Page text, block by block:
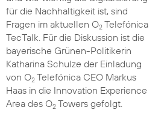
für die Nachhaltigkeit ist, sind
Fragen im aktuellen O2Telefónica
TecTalk. Für die Diskussion ist die
bayerische Grünen-Politikerin
Katharina Schulze der Einladung
von O2Telefónica CEO Markus
Haas in die Innovation Experience
Area des O2Towers gefolgt.